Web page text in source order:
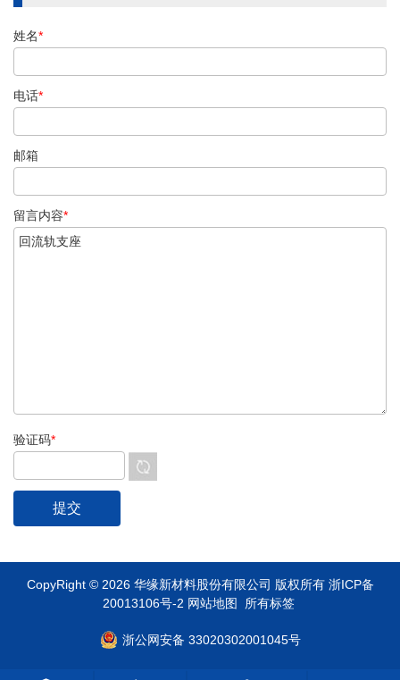
姓名*
电话*
邮箱
留言内容*
验证码*
CopyRight © 2026 华缘新材料股份有限公司 版权所有 浙ICP备
20013106号-2 网站地图 所有标签
浙公网安备 33020302001045号